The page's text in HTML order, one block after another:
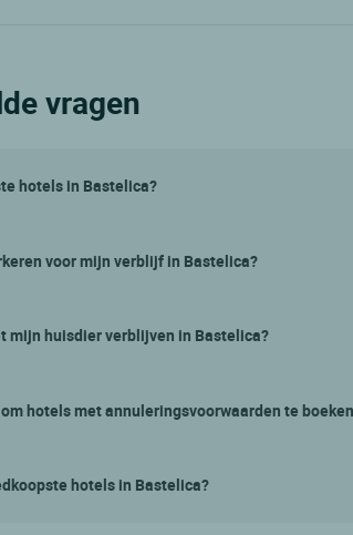
vragen
hotels in Bastelica?
voor mijn verblijf in Bastelica?
mijn huisdier verblijven in Bastelica?
hotels met annuleringsvoorwaarden te
hotels in Bastelica?